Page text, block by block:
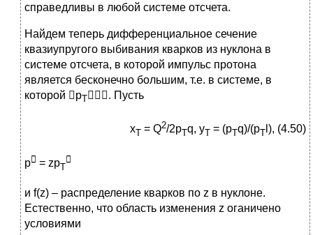
справедливы в любой системе отсчета.
Найдем теперь дифференциальное сечение
квазиупругого выбивания кварков из нуклона в
системе отсчета, в которой импульс протона
является бесконечно большим, т.е. в системе, в
которой рТ. Пусть
xT = Q2/2pTq, yT = (pTq)/(pT l), (4.50)
p = zpT

и f(z) – распределение кварков по z в нуклоне.
Естественно, что область изменения z оганичено
условиями